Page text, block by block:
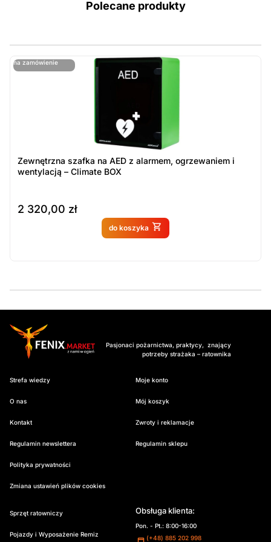
Polecane produkty
na zamówienie
ostatnie sztuki
Zewnętrzna szafka na AED z alarmem, ogrzewaniem i
wentylacją – Climate BOX
2 320,00 zł
do koszyka
Produkt dostępny na
Pasjonaci pożarnictwa, praktycy, znający
potrzeby strażaka – ratownika
Strefa wiedzy
O nas
Kontakt
Regulamin newslettera
Polityka prywatności
Zmiana ustawień plików cookies
Moje konto
Mój koszyk
Zwroty i reklamacje
Regulamin sklepu
Sprzęt ratowniczy
Pojazdy i Wyposażenie Remiz
Obsługa klienta:
Pon. - Pt.: 8:00-16:00
(+48) 885 202 998